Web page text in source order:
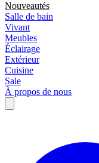
Nouveautés
Salle de bain
Vivant
Meubles
Éclairage
Extérieur
Cuisine
Sale
À propos de nous